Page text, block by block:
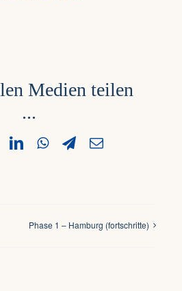
Medien teilen
...
LinkedInWhatsApp
Telegram
Email
Phase 1 – Hamburg (fortschritte)